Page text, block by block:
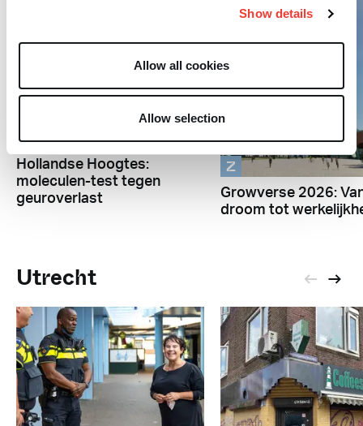
Show details
Allow all cookies
Allow selection
Z
Hollandse Hoogtes:
moleculen-test tegen
geuroverlast
Z
Growverse 2026:
droom tot
Utrecht